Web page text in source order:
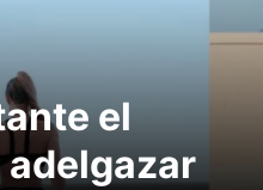
el